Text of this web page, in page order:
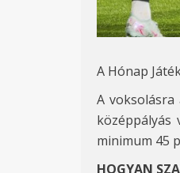
A Hónap
A voksolásra
minimum 45
HOGYAN